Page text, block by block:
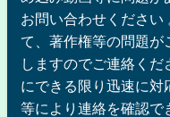
お問い合わせください
て、著作権等の問題が
しますのでご連絡く
にできる限り迅速に対
等により連絡を確認で